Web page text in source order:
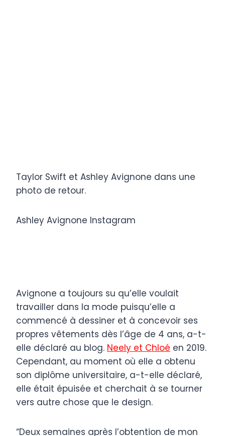
Taylor Swift et Ashley Avignone dans une
photo de retour.
Ashley Avignone Instagram
Avignone a toujours su qu’elle voulait
travailler dans la mode puisqu’elle a
commencé à dessiner et à concevoir ses
propres vêtements dès l’âge de 4 ans, a-t-
elle déclaré au blog. Neely et Chloé en 2019.
Cependant, au moment où elle a obtenu
son diplôme universitaire, a-t-elle déclaré,
elle était épuisée et cherchait à se tourner
vers autre chose que le design.
“Deux semaines après l’obtention de mon